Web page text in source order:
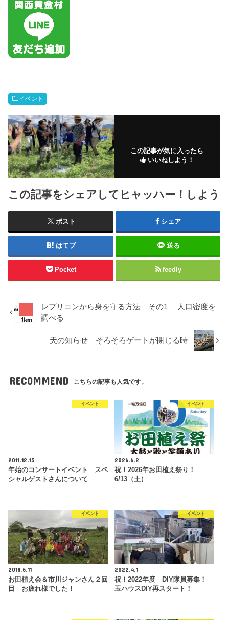
イベント
この記事が気に入ったら
いいねしよう！
この記事をシェアしてヒャッハー！しよう
ポスト シェア
はてブ 送る
Pocket feedly
レプリコンから身を守る方法 その1 人口密度を
調べる
天の知らせ そろそろゲートが閉じる時
RECOMMEND こちらの記事も人気です。
イベント
2011.12.15
年始のコンサートイベント スペ
シャルゲストさんについて
イベント
2026.6.2
祝！2026年お田植え祭り！
6/13（土）
イベント
2018.6.11
お田植え会＆市川ジャンさん２回
目 お疲れ様でした！
イベント
2022.4.1
祝！2022年度 DIY隊員募集！
玉ハウスDIY再スタート！